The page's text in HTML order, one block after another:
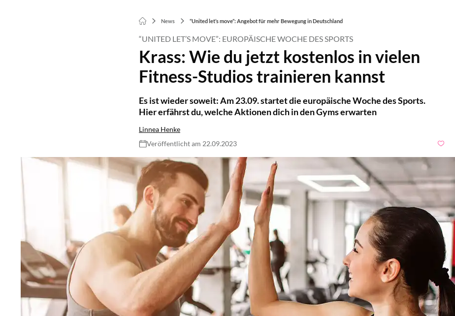
News “United let’s move”: Angebot für mehr Bewegung in Deutschland
“UNITED LET’S MOVE”: EUROPÄISCHE WOCHE DES SPORTS
Krass: Wie du jetzt kostenlos in vielen
Fitness-Studios trainieren kannst
Es ist wieder soweit: Am 23.09. startet die europäische Woche des Sports.
Hier erfährst du, welche Aktionen dich in den Gyms erwarten
Linnea Henke
Veröffentlicht am 22.09.2023